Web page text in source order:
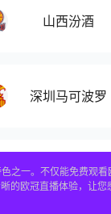
山西汾酒
深圳马可波罗
一。不仅能免费观
欧冠直播体验，让您